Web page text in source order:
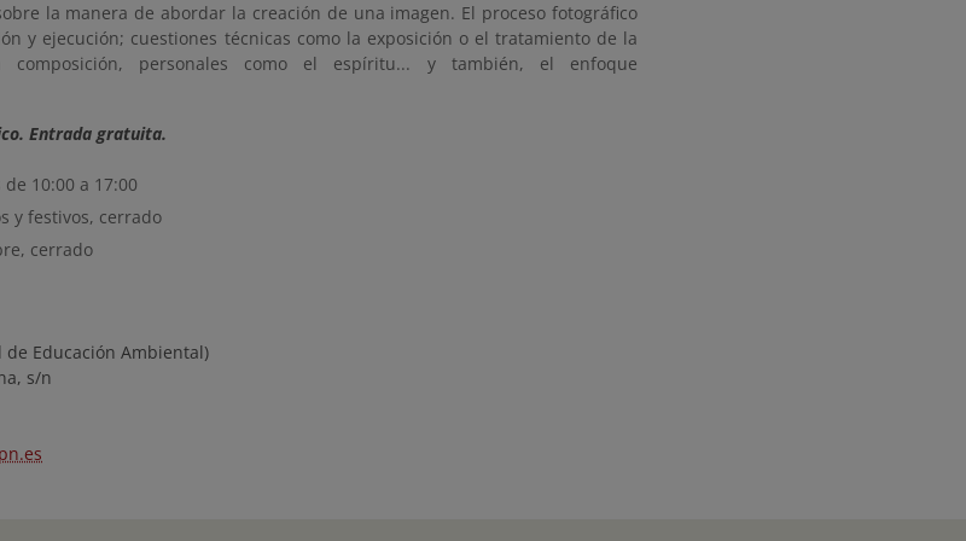
la manera de abordar la creación de una imagen. El proceso fotográfico
y ejecución; cuestiones técnicas como la exposición o el tratamiento de la
personales como el espíritu... y también, el enfoque
Entrada gratuita.
10:00 a 17:00
y festivos, cerrado
cerrado
de Educación Ambiental)
s/n